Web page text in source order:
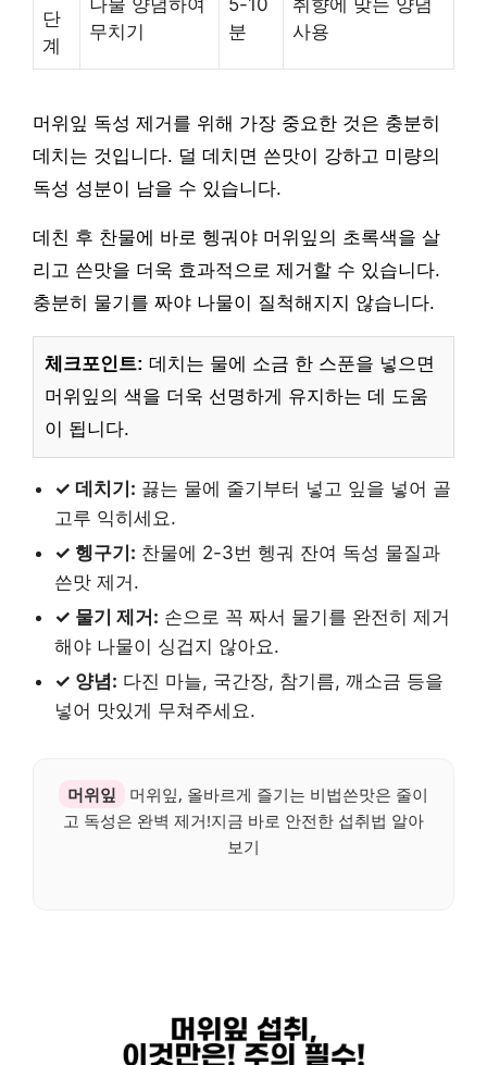
단
계
나물 양념하여
무치기
5-10
분
취향에 맞는 양념
사용
머위잎 독성 제거를 위해 가장 중요한 것은 충분히
데치는 것입니다. 덜 데치면 쓴맛이 강하고 미량의
독성 성분이 남을 수 있습니다.
데친 후 찬물에 바로 헹궈야 머위잎의 초록색을 살
리고 쓴맛을 더욱 효과적으로 제거할 수 있습니다.
충분히 물기를 짜야 나물이 질척해지지 않습니다.
체크포인트: 데치는 물에 소금 한 스푼을 넣으면
머위잎의 색을 더욱 선명하게 유지하는 데 도움
이 됩니다.
✓ 데치기: 끓는 물에 줄기부터 넣고 잎을 넣어 골
고루 익히세요.
✓ 헹구기: 찬물에 2-3번 헹궈 잔여 독성 물질과
쓴맛 제거.
✓ 물기 제거: 손으로 꼭 짜서 물기를 완전히 제거
해야 나물이 싱겁지 않아요.
✓ 양념: 다진 마늘, 국간장, 참기름, 깨소금 등을
넣어 맛있게 무쳐주세요.
머위잎
머위잎, 올바르게 즐기는 비법쓴맛은 줄이
고 독성은 완벽 제거!지금 바로 안전한 섭취법 알아
보기